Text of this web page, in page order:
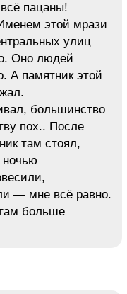
пацаны!
этой мрази
улиц
Оно людей
А памятник этой
большинство
пох.. После
там стоял,
ночью
— мне всё равно.
больше